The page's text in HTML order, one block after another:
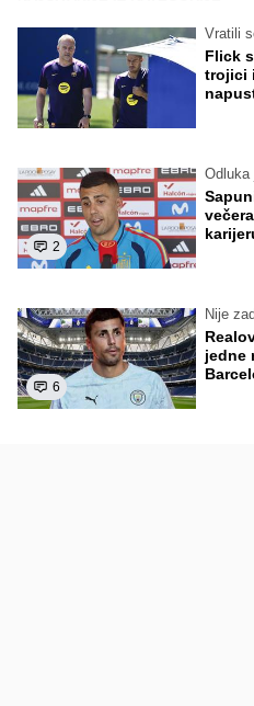
Vratili
Flick
trojici
2
Odluka
6
Nije
jedne